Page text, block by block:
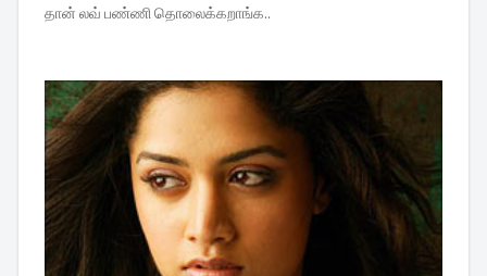
தான் லவ் பண்ணி தொலைக்கறாங்க..